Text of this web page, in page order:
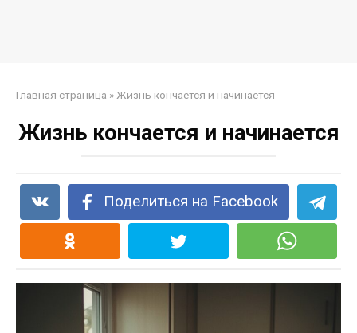
Главная страница » Жизнь кончается и начинается
Жизнь кончается и начинается
Поделиться на Facebook